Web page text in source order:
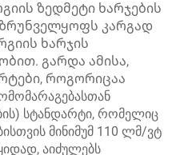
ზედმეტი ხარჯების
კარგად
ხარჯის
გარდა ამისა,
როგორიცაა
სტანდარტი, რომელიც
მინიმუმ 110 ლმ/ვტ
აიძულებს